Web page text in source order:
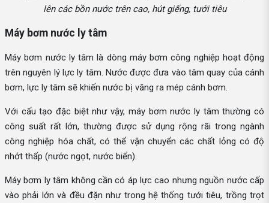
lên các bồn nước trên cao, hút giếng, tưới tiêu
Máy bơm nước ly tâm
Máy bơm nước ly tâm là dòng máy bơm công nghiệp hoạt động
trên nguyên lý lực ly tâm. Nước được đưa vào tâm quay của cánh
bơm, lực ly tâm sẽ khiến nước bị văng ra mép cánh bơm.
Với cấu tạo đặc biệt như vậy, máy bơm nước ly tâm thường có
công suất rất lớn, thường được sử dụng rộng rãi trong ngành
công nghiệp hóa chất, có thể vận chuyển các chất lỏng có độ
nhớt thấp (nước ngọt, nước biển).
Máy bơm ly tâm không cần có áp lực cao nhưng nguồn nước cấp
vào phải lớn và đều đặn như trong hệ thống tưới tiêu, trồng trọt